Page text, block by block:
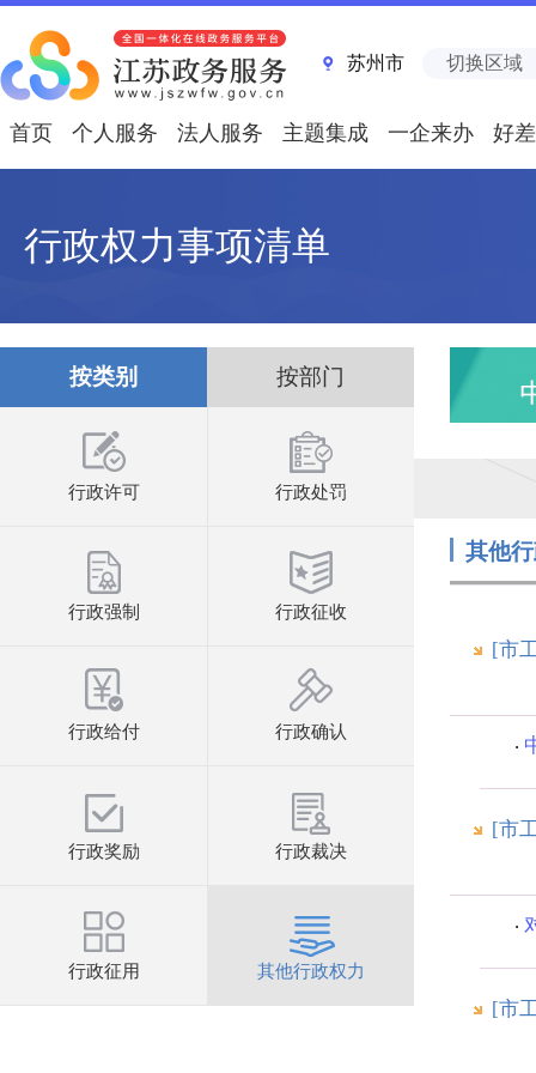
苏州市 切换区域
首页 个人服务 法人服务 主题集成 一企来办 好
行政权力事项清单
按类别 按部门
行政许可 行政处罚
行政强制 行政征收
行政给付 行政确认
行政奖励 行政裁决
行政征用 其他行政权力
其他
[市
[市
[市